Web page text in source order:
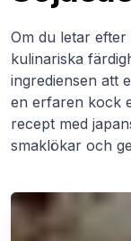
Om du letar
kulinariska
ingrediensen att
en erfaren kock
recept med
smaklökar och